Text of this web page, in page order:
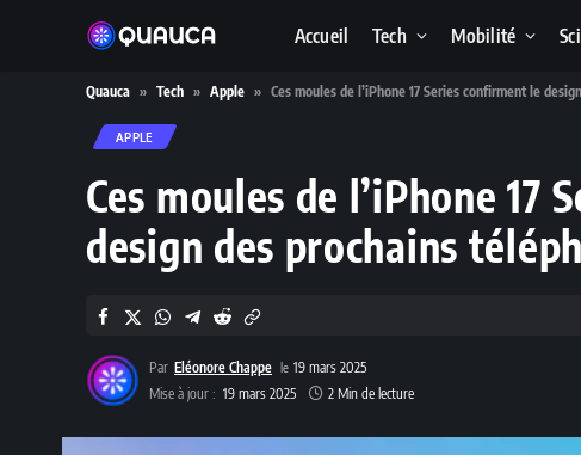
Accueil Tech Mobilité
Quauca » Tech » Apple » Ces moules de l’iPhone 17 Series confirment le
APPLE
Ces moules de l’iPhone 17
design des prochains
Par Eléonore Chappe
19 mars 2025
Mise à jour : 19 mars 2025 2 Min de lecture